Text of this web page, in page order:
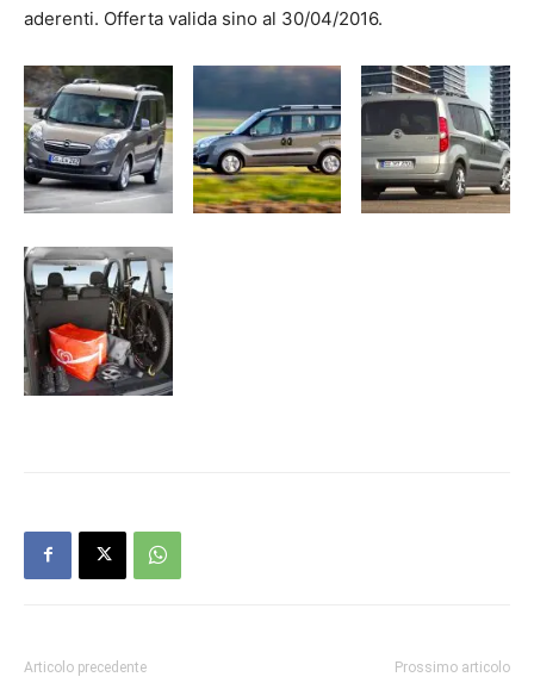
aderenti. Offerta valida sino al 30/04/2016.
Articolo precedente Prossimo articolo